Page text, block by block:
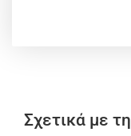
Σχετικά με